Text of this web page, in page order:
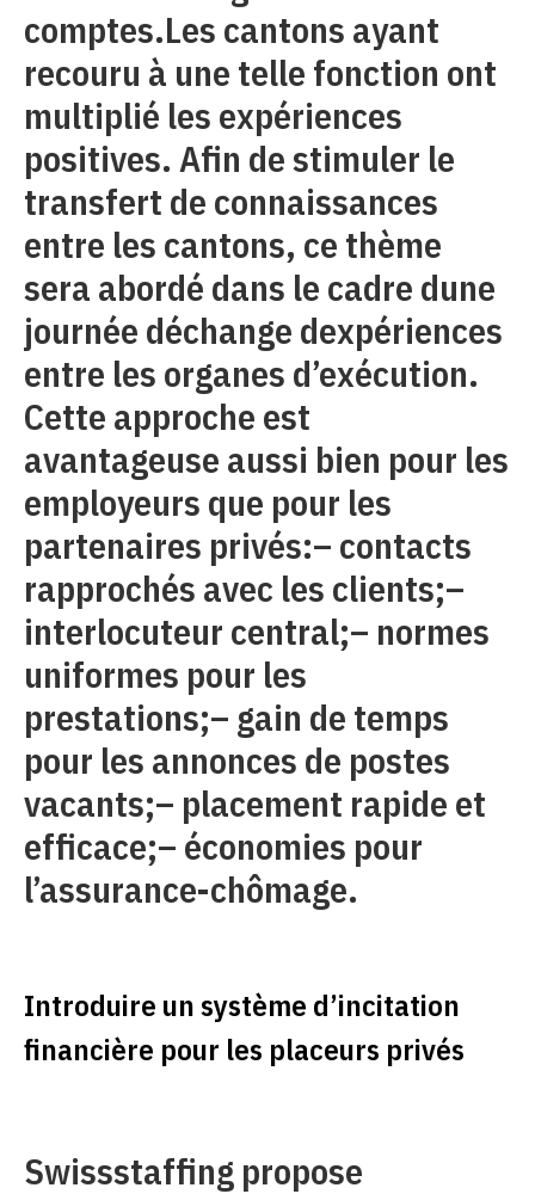
comptes.Les cantons ayant
recouru à une telle fonction ont
multiplié les expériences
positives. Afin de stimuler le
transfert de connaissances
entre les cantons, ce thème
sera abordé dans le cadre dune
journée déchange dexpériences
entre les organes d’exécution.
Cette approche est
avantageuse aussi bien pour les
employeurs que pour les
partenaires privés:– contacts
rapprochés avec les clients;–
interlocuteur central;– normes
uniformes pour les
prestations;– gain de temps
pour les annonces de postes
vacants;– placement rapide et
efficace;– économies pour
l’assurance-chômage.
Introduire un système d’incitation
financière pour les placeurs privés
Swissstaffing propose